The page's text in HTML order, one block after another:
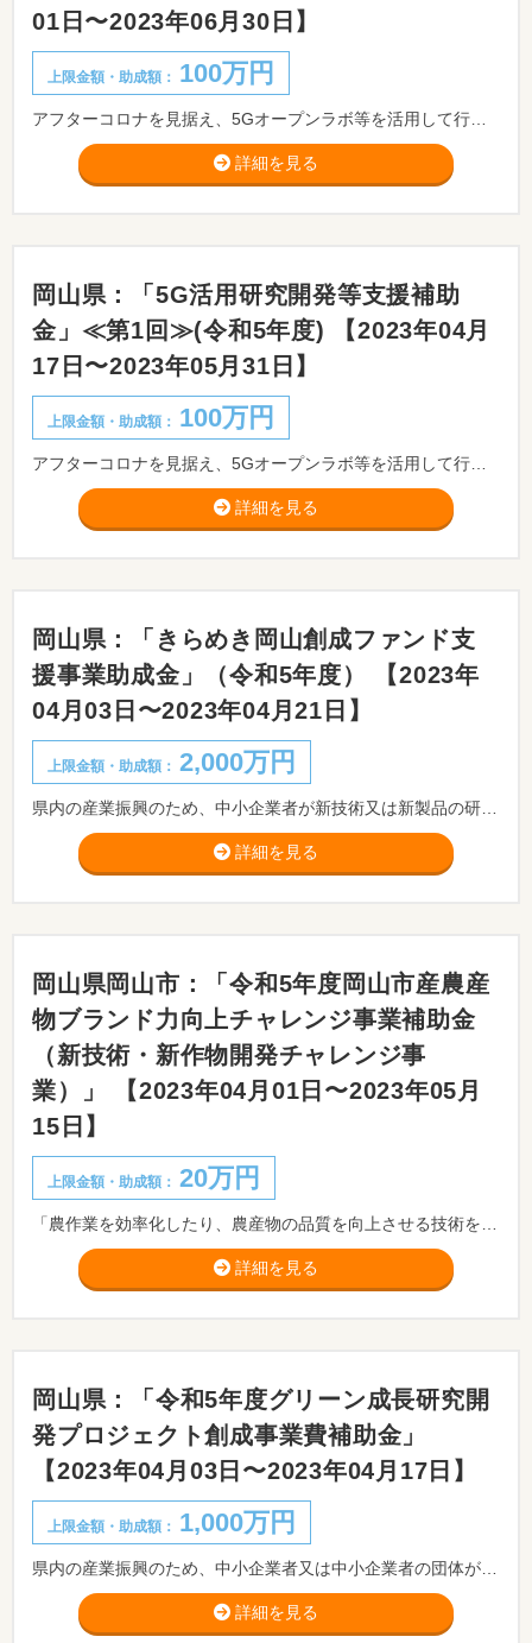
01日〜2023年06月30日】
上限金額・助成額： 100万円
詳細を見る
岡山県：「5G活用研究開発等支援補助
金」≪第1回≫(令和5年度) 【2023年04月
17日〜2023年05月31日】
上限金額・助成額： 100万円
詳細を見る
岡山県：「きらめき岡山創成ファンド支
援事業助成金」（令和5年度） 【2023年
04月03日〜2023年04月21日】
上限金額・助成額： 2,000万円
詳細を見る
岡山県岡山市：「令和5年度岡山市産農産
物ブランド力向上チャレンジ事業補助金
（新技術・新作物開発チャレンジ事
業）」 【2023年04月01日〜2023年05月
15日】
上限金額・助成額： 20万円
詳細を見る
岡山県：「令和5年度グリーン成長研究開
発プロジェクト創成事業費補助金」
【2023年04月03日〜2023年04月17日】
上限金額・助成額： 1,000万円
詳細を見る